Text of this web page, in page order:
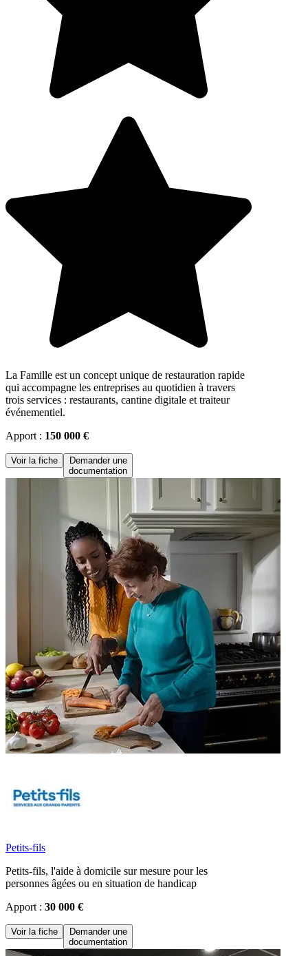
La Famille est un concept unique de restauration rapide
qui accompagne les entreprises au quotidien à travers
trois services : restaurants, cantine digitale et traiteur
événementiel.
Apport : 150 000 €
Voir la fiche
Demander une
documentation
Petits-fils
Petits-fils, l'aide à domicile sur mesure pour les
personnes âgées ou en situation de handicap
Apport : 30 000 €
Voir la fiche
Demander une
documentation